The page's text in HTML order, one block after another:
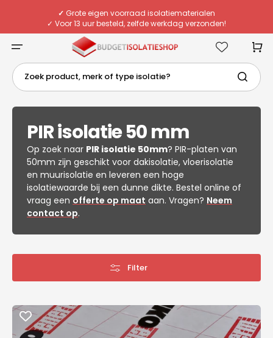
✓ Grote eigen voorraad isolatiematerialen
✓ Voor 13 uur besteld, zelfde werkdag verzonden!
✓ Eigen chauffeurs & flexibele bezorging
Deskundig advies van echte specialisten
Zoek product, merk of type isolatie?
Collectie:
PIR isolatie 50 mm
Op zoek naar PIR isolatie 50mm? PIR-platen van
50mm zijn geschikt voor dakisolatie, vloerisolatie
en muurisolatie en leveren een hoge
isolatiewaarde bij een dunne dikte. Bestel online of
vraag een offerte op maat aan. Vragen? Neem
contact op.
Filter
IKO
Enertherm